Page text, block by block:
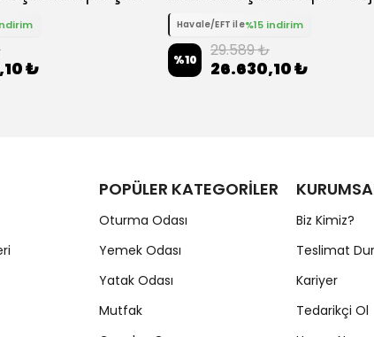
₺
Havale/EFT ile%15 indirim
%10 29.589 ₺
26.630,10 ₺
POPÜLER KATEGORİLER
Oturma Odası
Yemek Odası
Yatak Odası
Mutfak
Biz Kimiz?
Teslimat
Kariyer
Tedarikçi Ol